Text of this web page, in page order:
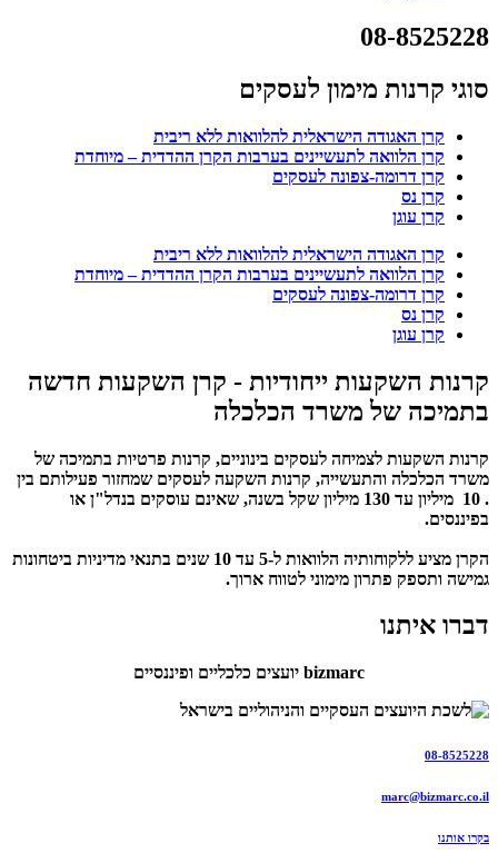
08-8525228
סוגי קרנות מימון לעסקים
קרן האגודה הישראלית להלוואות ללא ריבית
קרן הלוואה לתעשיינים בערבות הקרן ההדדית – מיוחדת
קרן דרומה-צפונה לעסקים
קרן נס
קרן עוגן
קרן האגודה הישראלית להלוואות ללא ריבית
קרן הלוואה לתעשיינים בערבות הקרן ההדדית – מיוחדת
קרן דרומה-צפונה לעסקים
קרן נס
קרן עוגן
קרנות השקעות ייחודיות - קרן השקעות חדשה
בתמיכה של משרד הכלכלה
קרנות השקעות לצמיחה לעסקים בינוניים, קרנות פרטיות בתמיכה של
משרד הכלכלה והתעשייה, קרנות השקעה לעסקים שמחזור פעילותם בין
. 10 מיליון עד 130 מיליון שקל בשנה, שאינם עוסקים בנדל"ן או
בפיננסים.
הקרן מציע ללקוחותיה הלוואות ל-5 עד 10 שנים בתנאי מדיניות ביטחונות
גמישה ותספק פתרון מימוני לטווח ארוך.
דברו איתנו
bizmarc יועצים כלכליים ופיננסיים
08-8525228
marc@bizmarc.co.il
בקרו אותנו